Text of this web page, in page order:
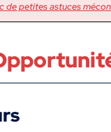
de petites astuces